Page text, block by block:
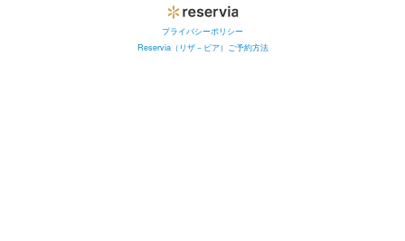
プライバシーポリシー
Reservia（リザ－ビア）ご予約方法